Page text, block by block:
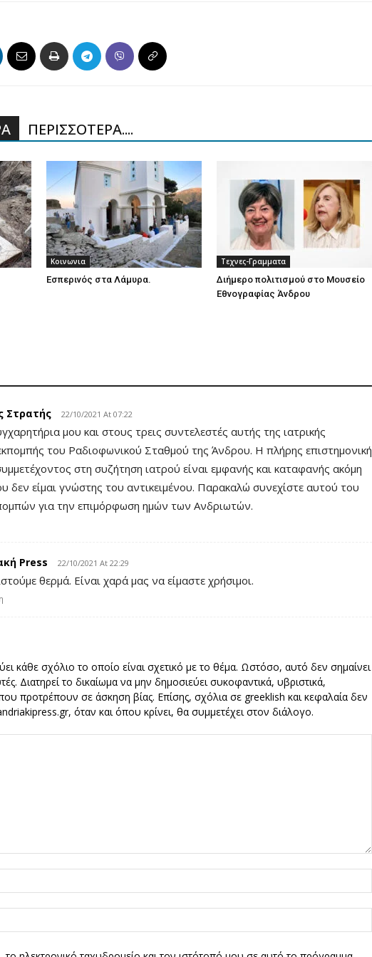
ΠΕΡΙΣΣΟΤΕΡΑ....
Κοινωνια
Εσπερινός στα Λάμυρα.
Τεχνες-Γραμματα
Διήμερο πολιτισμού στο Μουσείο
Εθνογραφίας Άνδρου
Στρατής 22/10/2021 At 07:22
μου και στους τρεις συντελεστές αυτής της ιατρικής
του Ραδιοφωνικού Σταθμού της Άνδρου. Η πλήρης επιστημονική
στη συζήτηση ιατρού είναι εμφανής και καταφανής ακόμη
δεν είμαι γνώστης του αντικειμένου. Παρακαλώ συνεχίστε αυτού του
για την επιμόρφωση ημών των Ανδριωτών.
Press 22/10/2021 At 22:29
θερμά. Είναι χαρά μας να είμαστε χρήσιμοι.
κάθε σχόλιο το οποίο είναι σχετικό με το θέμα. Ωστόσο, αυτό δεν σημαίνει
Διατηρεί το δικαίωμα να μην δημοσιεύει συκοφαντικά, υβριστικά,
προτρέπουν σε άσκηση βίας. Επίσης, σχόλια σε greeklish και κεφαλαία δεν
όταν και όπου κρίνει, θα συμμετέχει στον διάλογο.